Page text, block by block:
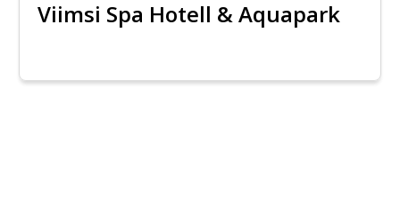
Viimsi Spa Hotell & Aquapark